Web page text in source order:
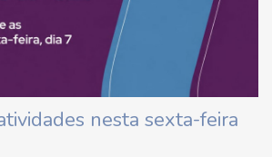
nesta sexta-feira